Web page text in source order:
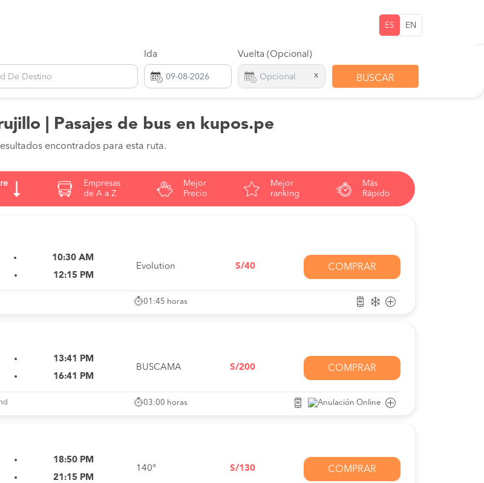
ES EN
De Destino
Ida Vuelta (Opcional)
x BUSCAR
| Pasajes de bus en kupos.pe
encontrados para esta ruta.
Empresas
de A a Z
Mejor
Precio
Mejor
ranking
Más
Rápido
10:30 AM
12:15 PM
Evolution S/40 COMPRAR
01:45 horas
13:41 PM
16:41 PM
BUSCAMA S/200 COMPRAR
03:00 horas
18:50 PM
21:15 PM
140° S/130 COMPRAR